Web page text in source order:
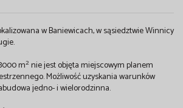
w Baniewicach, w sąsiedztwie Winnicy
m2 nie jest objęta miejscowym planem
Możliwość uzyskania warunków
jedno- i wielorodzinna.